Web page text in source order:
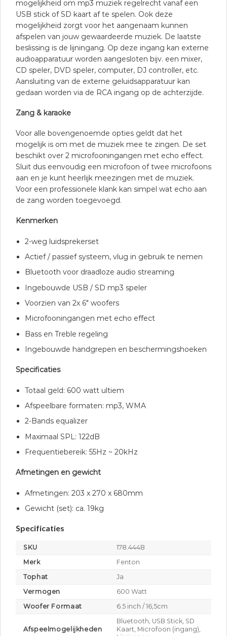
mogelijkheid om mp3 muziek regelrecht vanaf een
USB stick of SD kaart af te spelen. Ook deze
mogelijkheid zorgt voor het aangenaam kunnen
afspelen van jouw gewaardeerde muziek. De laatste
beslissing is de lijningang. Op deze ingang kan externe
audioapparatuur worden aangesloten bijv. een mixer,
CD speler, DVD speler, computer, DJ controller, etc.
Aansluiting van de externe geluidsapparatuur kan
gedaan worden via de RCA ingang op de achterzijde.
Zang & karaoke
Voor alle bovengenoemde opties geldt dat het
mogelijk is om met de muziek mee te zingen. De set
beschikt over 2 microfooningangen met echo effect.
Sluit dus eenvoudig een microfoon of twee microfoons
aan en je kunt heerlijk meezingen met de muziek.
Voor een professionele klank kan simpel wat echo aan
de zang worden toegevoegd.
Kenmerken
2-weg luidsprekerset
Actief / passief systeem, vlug in gebruik te nemen
Bluetooth voor draadloze audio streaming
Ingebouwde USB / SD mp3 speler
Voorzien van 2x 6″ woofers
Microfooningangen met echo effect
Bass en Treble regeling
Ingebouwde handgrepen en beschermingshoeken
Specificaties
Totaal geld: 600 watt ultiem
Afspeelbare formaten: mp3, WMA
2-Bands equalizer
Maximaal SPL: 122dB
Frequentiebereik: 55Hz ~ 20kHz
Afmetingen en gewicht
Afmetingen: 203 x 270 x 680mm
Gewicht (set): ca. 19kg
Specificaties
SKU
178.444B
Merk
Fenton
Tophat
Ja
Vermogen
600 Watt
Woofer Formaat
6.5 inch / 16,5cm
Afspeelmogelijkheden
Bluetooth, USB Stick, SD
Kaart, Microfoon (ingang),